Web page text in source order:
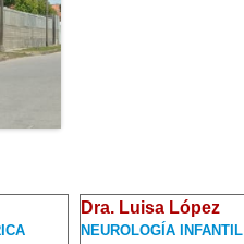
Dra. Luisa López
NEUROLOGÍA INFANTIL